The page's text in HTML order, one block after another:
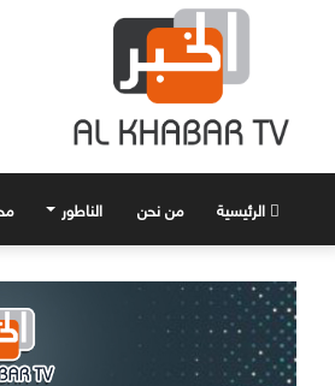
الرئيسية من نحن الناطور